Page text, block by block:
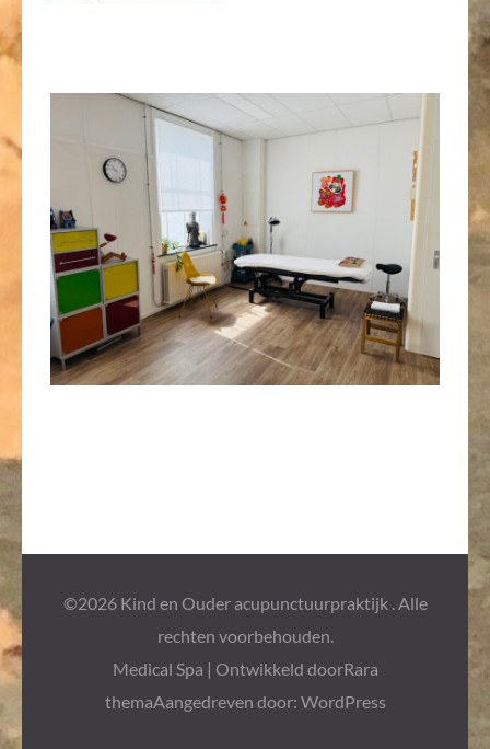
©2026 Kind en Ouder acupunctuurpraktijk. Alle
rechten voorbehouden.
Medical Spa | Ontwikkeld doorRara
themaAangedreven door: WordPress